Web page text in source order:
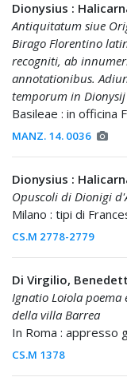
Dionysius :
Antiquitatum siue
Birago Florentino
recogniti, ab
annotationibus.
temporum in
Basileae : in officina
MANZ. 14. 0036
Dionysius :
Opuscoli di Dionigi
Milano : tipi di
CS.M 2778-2779
Di Virgilio,
Ignatio Loiola
della villa Barrea
In Roma : appresso
CS.M 1378